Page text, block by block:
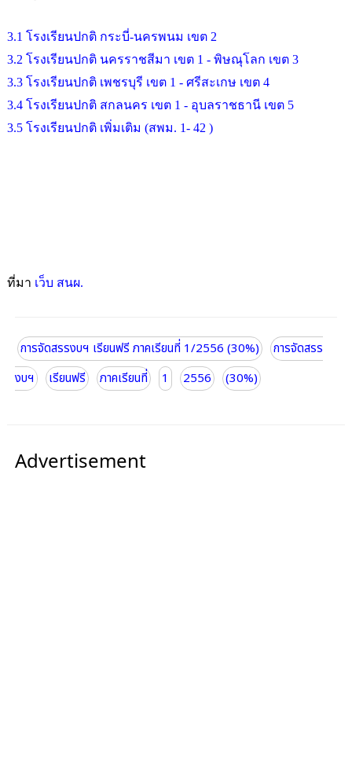
3.1 โรงเรียนปกติ กระบี่-นครพนม เขต 2
3.2 โรงเรียนปกติ นครราชสีมา เขต 1 - พิษณุโลก เขต 3
3.3 โรงเรียนปกติ เพชรบุรี เขต 1 - ศรีสะเกษ เขต 4
3.4 โรงเรียนปกติ สกลนคร เขต 1 - อุบลราชธานี เขต 5
3.5 โรงเรียนปกติ เพิ่มเติม (สพม. 1- 42 )
ที่มา เว็บ สนผ.
การจัดสรรงบฯ เรียนฟรี ภาคเรียนที่ 1/2556 (30%)
การจัดสรร
งบฯ
เรียนฟรี ภาคเรียนที่ 1 2556 (30%)
Advertisement